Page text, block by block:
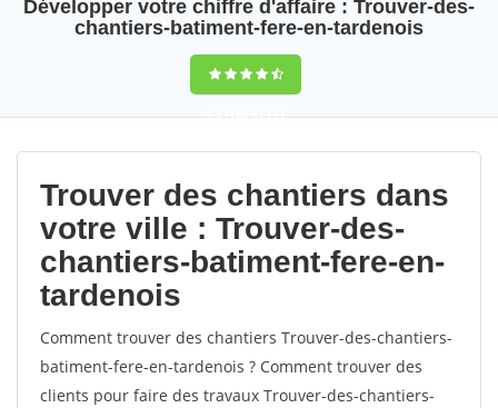
Développer votre chiffre d'affaire : Trouver-des-
chantiers-batiment-fere-en-tardenois
9,5(100%)111
votes
Trouver des chantiers dans
votre ville : Trouver-des-
chantiers-batiment-fere-en-
tardenois
Comment trouver des chantiers Trouver-des-chantiers-
batiment-fere-en-tardenois ? Comment trouver des
clients pour faire des travaux Trouver-des-chantiers-